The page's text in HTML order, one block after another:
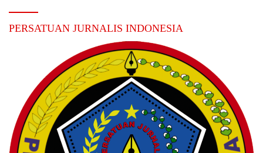
PERSATUAN JURNALIS INDONESIA